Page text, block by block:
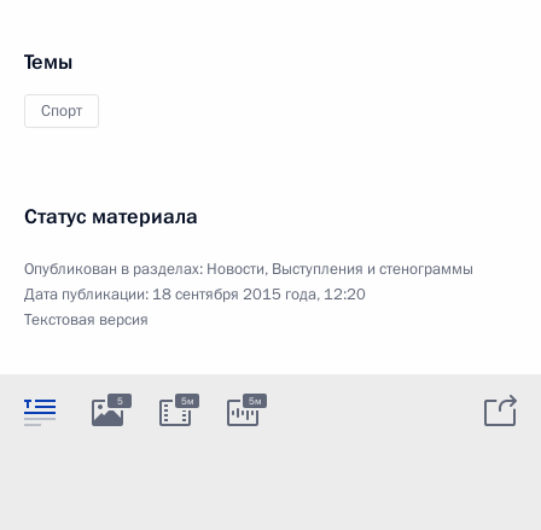
Темы
Спорт
Статус материала
Опубликован в разделах: Новости, Выступления и стенограммы
Дата публикации: 18 сентября 2015 года, 12:20
Текстовая версия
5 5м 5м